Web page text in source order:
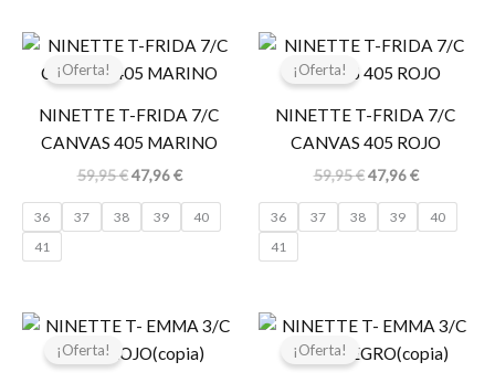
¡Oferta!
NINETTE T-FRIDA 7/C
CANVAS 405 MARINO
59,95€
El
original
59,95 €.
47,96€
El
actual
47,96 €.
36 37 38 39
40
41
¡Oferta!
NINETTE T-FRIDA 7/C
CANVAS 405 ROJO
59,95€
El
original
59,95 €.
47,96€
El
actual
47,96 €.
36 37 38 39
40
41
¡Oferta!
El
original
El
actual
¡Oferta!
El
original
El
actual